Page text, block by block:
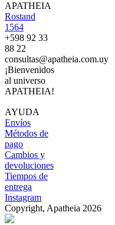
APATHEIA
Rostand
1564
+598 92 33
88 22
consultas@apatheia.com.uy
¡Bienvenidos
al universo
APATHEIA!
AYUDA
Envíos
Métodos de
pago
Cambios y
devoluciones
Tiempos de
entrega
Instagram
Copyright, Apatheia 2026